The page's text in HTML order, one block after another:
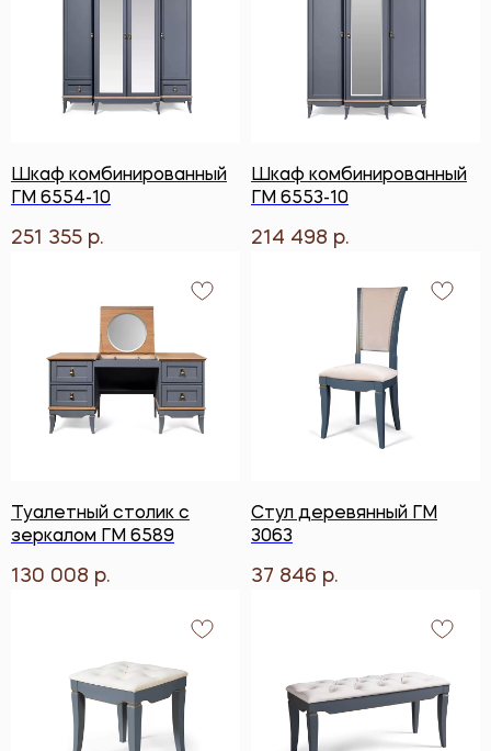
Шкаф комбинированный
ГМ 6554-10
251 355 р.
Шкаф комбинированный
ГМ 6553-10
214 498 р.
Туалетный столик с
зеркалом ГМ 6589
130 008 р.
Стул деревянный ГМ
3063
37 846 р.